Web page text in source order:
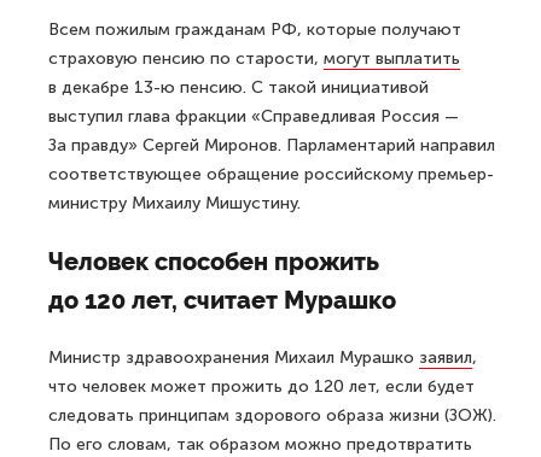
Всем пожилым гражданам РФ, которые получают
страховую пенсию по старости, могут выплатить
в декабре 13-ю пенсию. С такой инициативой
выступил глава фракции «Справедливая Россия —
За правду» Сергей Миронов. Парламентарий направил
соответствующее обращение российскому премьер-
министру Михаилу Мишустину.
Человек способен прожить
до 120 лет, считает Мурашко
Министр здравоохранения Михаил Мурашко заявил,
что человек может прожить до 120 лет, если будет
следовать принципам здорового образа жизни (ЗОЖ).
По его словам, так образом можно предотвратить